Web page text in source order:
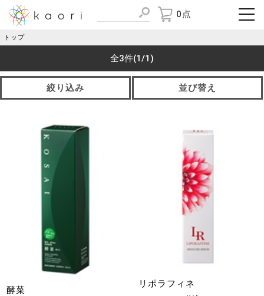
0点
トップ
全3件(1/1)
絞り込み 並び替え
酵菜
リポラフィネ